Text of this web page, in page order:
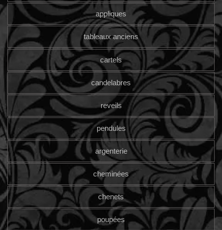
appliques
tableaux anciens
cartels
candelabres
reveils
pendules
argenterie
cheminées
chenets
poupées